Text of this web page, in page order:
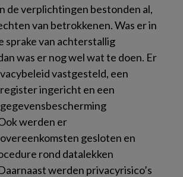
de verplichtingen bestonden al,
van betrokkenen. Was er in
sprake van achterstallig
was er nog wel wat te doen. Er
vastgesteld, een
ingericht en een
werden er
gesloten en
rond datalekken
werden privacyrisico’s